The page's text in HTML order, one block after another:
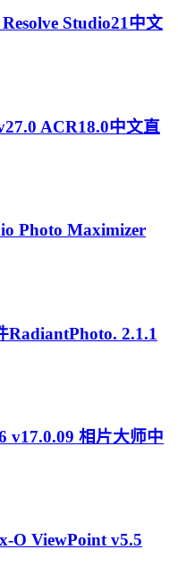
Studio21中文
ACR18.0中文直
Photo Maximizer
2.1.1
v17.0.09 相片大师中
O ViewPoint v5.5